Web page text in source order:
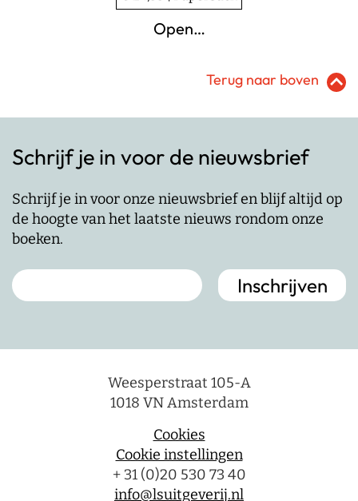
Open…
Terug naar boven
Schrijf je in voor de nieuwsbrief
Schrijf je in voor onze nieuwsbrief en blijf altijd op
de hoogte van het laatste nieuws rondom onze
boeken.
Weesperstraat 105-A
1018 VN Amsterdam
Cookies
Cookie instellingen
+ 31 (0)20 530 73 40
info@lsuitgeverij.nl